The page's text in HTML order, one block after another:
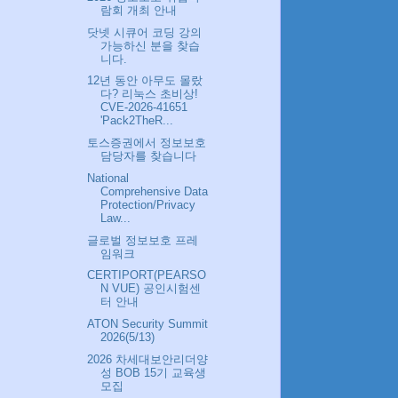
람회 개최 안내
닷넷 시큐어 코딩 강의
가능하신 분을 찾습
니다.
12년 동안 아무도 몰랐
다? 리눅스 초비상!
CVE-2026-41651
'Pack2TheR...
토스증권에서 정보보호
담당자를 찾습니다
National
Comprehensive Data
Protection/Privacy
Law...
글로벌 정보보호 프레
임워크
CERTIPORT(PEARSO
N VUE) 공인시험센
터 안내
ATON Security Summit
2026(5/13)
2026 차세대보안리더양
성 BOB 15기 교육생
모집